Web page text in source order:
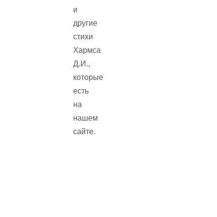
и
другие
стихи
Хармса
Д.И.,
которые
есть
на
нашем
сайте.